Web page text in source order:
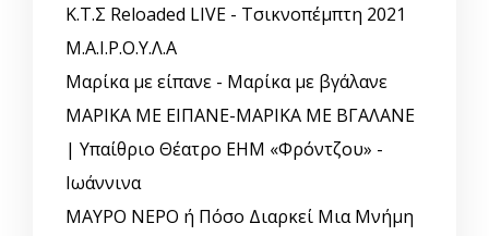
Κ.Τ.Σ Reloaded LIVE - Τσικνοπέμπτη 2021
Μ.Α.Ι.Ρ.Ο.Υ.Λ.Α
Μαρίκα με είπανε - Μαρίκα με βγάλανε
ΜΑΡΙΚΑ ΜΕ ΕΙΠΑΝΕ-ΜΑΡΙΚΑ ΜΕ ΒΓΑΛΑΝΕ
| Υπαίθριο Θέατρο ΕΗΜ «Φρόντζου» -
Ιωάννινα
ΜΑΥΡΟ ΝΕΡΟ ή Πόσο Διαρκεί Μια Μνήμη